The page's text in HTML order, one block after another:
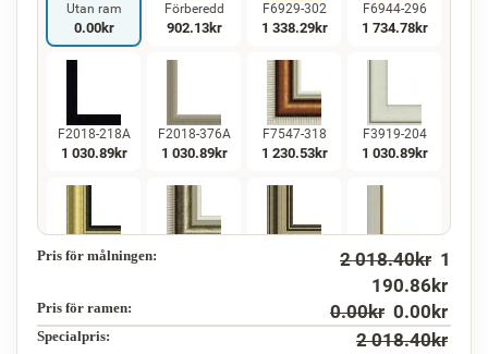
Utan ram
0.00kr
Förberedd
902.13kr
F6929-302
1 338.29kr
F6944-296
1 734.78kr
F2018-218A
1 030.89kr
F2018-376A
1 030.89kr
F7547-318
1 230.53kr
F3919-204
1 030.89kr
F5130-234 F3013-236
1 095.16kr
Pris för målningen: 2 018.40kr 1
190.86 kr
Pris för ramen: 0.00kr 0.00 kr
Specialpris: 2 018.40kr